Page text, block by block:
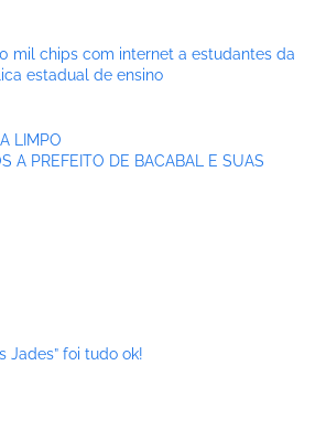
mil chips com internet a estudantes da
estadual de ensino
LIMPO
A PREFEITO DE BACABAL E SUAS
Jades” foi tudo ok!